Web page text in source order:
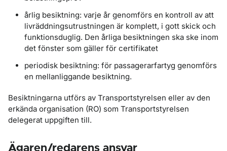
årlig besiktning: varje år genomförs en kontroll av att
livräddningsutrustningen är komplett, i gott skick och
funktionsduglig. Den årliga besiktningen ska ske inom
det fönster som gäller för certifikatet
periodisk besiktning: för passagerarfartyg genomförs
en mellanliggande besiktning.
Besiktningarna utförs av Transportstyrelsen eller av den
erkända organisation (RO) som Transportstyrelsen
delegerat uppgiften till.
Ägaren/redarens ansvar